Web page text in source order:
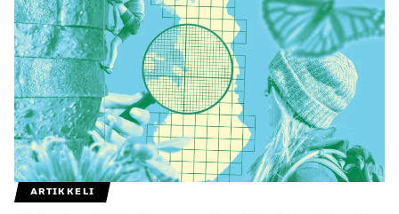
ARTIKKELI